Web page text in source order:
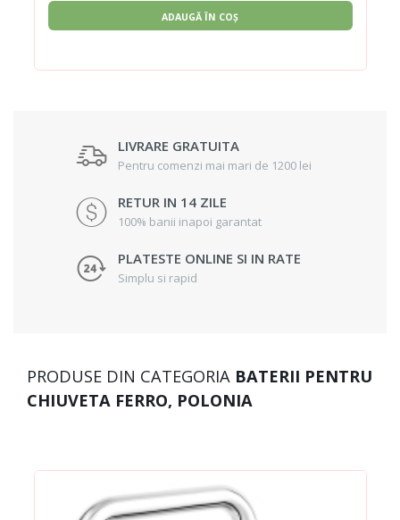
ADAUGĂ ÎN COȘ
LIVRARE GRATUITA
Pentru comenzi mai mari de 1200 lei
RETUR IN 14 ZILE
100% banii inapoi garantat
PLATESTE ONLINE SI IN RATE
Simplu si rapid
PRODUSE DIN CATEGORIA BATERII PENTRU
CHIUVETA FERRO, POLONIA